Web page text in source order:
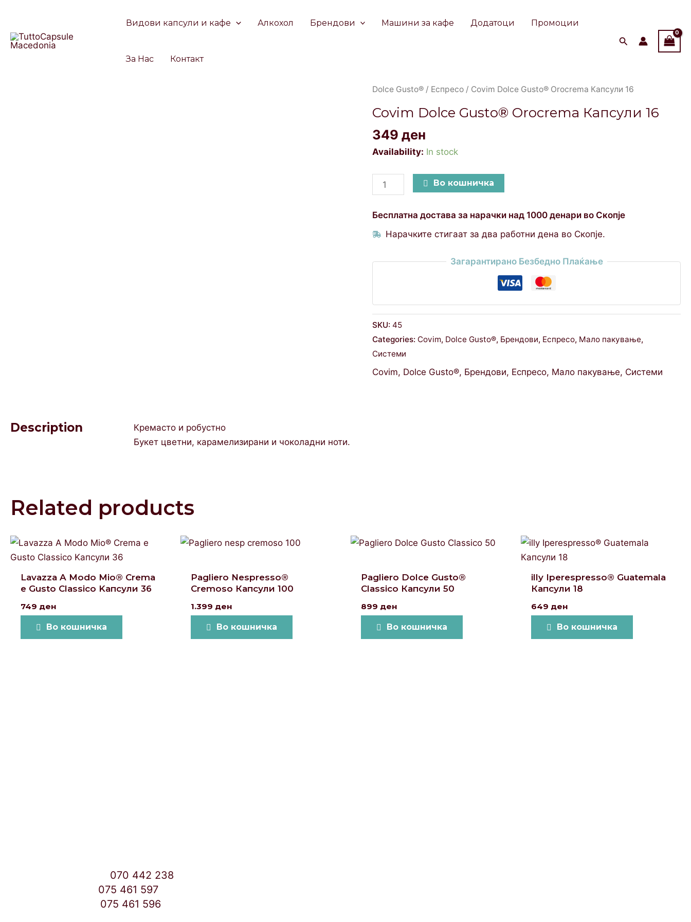
content
Видови капсули и кафе Алкохол Брендови Машини за кафе Додатоци Промоции
За Нас Контакт
Dolce Gusto® / Еспресо / Covim Dolce Gusto® Orocrema Капсули 16
Covim Dolce Gusto® Orocrema Капсули 16
349ден
Availability: In stock
Covim
Gusto®
Orocrema
Капсули
quantity
Во кошничка
Бесплатна достава за нарачки над 1000 денари во Скопје
Нарачките стигаат за два работни дена во Скопје.
Загарантирано Безбедно Плаќање
SKU: 45
Categories: Covim, Dolce Gusto®, Брендови, Еспресо, Мало пакување,
Системи
Covim, Dolce Gusto®, Брендови, Еспресо, Мало пакување, Системи
Description
Кремасто и робустно
Букет цветни, карамелизирани и чоколадни ноти.
Related products
Lavazza A Modo Mio® Crema
e Gusto Classico Kапсули 36
749 ден
Во кошничка
Pagliero Nespresso®
Cremoso Капсули 100
1.399 ден
Во кошничка
Pagliero Dolce Gusto®
Classico Капсули 50
899 ден
Во кошничка
illy Iperespresso® Guatemala
Капсули 18
649 ден
Во кошничка
070 442 238
075 461 597
075 461 596
Orocrema